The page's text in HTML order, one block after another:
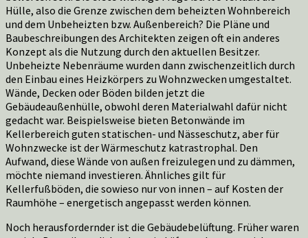
Hülle, also die Grenze zwischen dem beheizten Wohnbereich
und dem Unbeheizten bzw. Außenbereich? Die Pläne und
Baubeschreibungen des Architekten zeigen oft ein anderes
Konzept als die Nutzung durch den aktuellen Besitzer.
Unbeheizte Nebenräume wurden dann zwischenzeitlich durch
den Einbau eines Heizkörpers zu Wohnzwecken umgestaltet.
Wände, Decken oder Böden bilden jetzt die
Gebäudeaußenhülle, obwohl deren Materialwahl dafür nicht
gedacht war. Beispielsweise bieten Betonwände im
Kellerbereich guten statischen- und Nässeschutz, aber für
Wohnzwecke ist der Wärmeschutz katrastrophal. Den
Aufwand, diese Wände von außen freizulegen und zu dämmen,
möchte niemand investieren. Ähnliches gilt für
Kellerfußböden, die sowieso nur von innen – auf Kosten der
Raumhöhe – energetisch angepasst werden können.
Noch herausfordernder ist die Gebäudebelüftung. Früher waren